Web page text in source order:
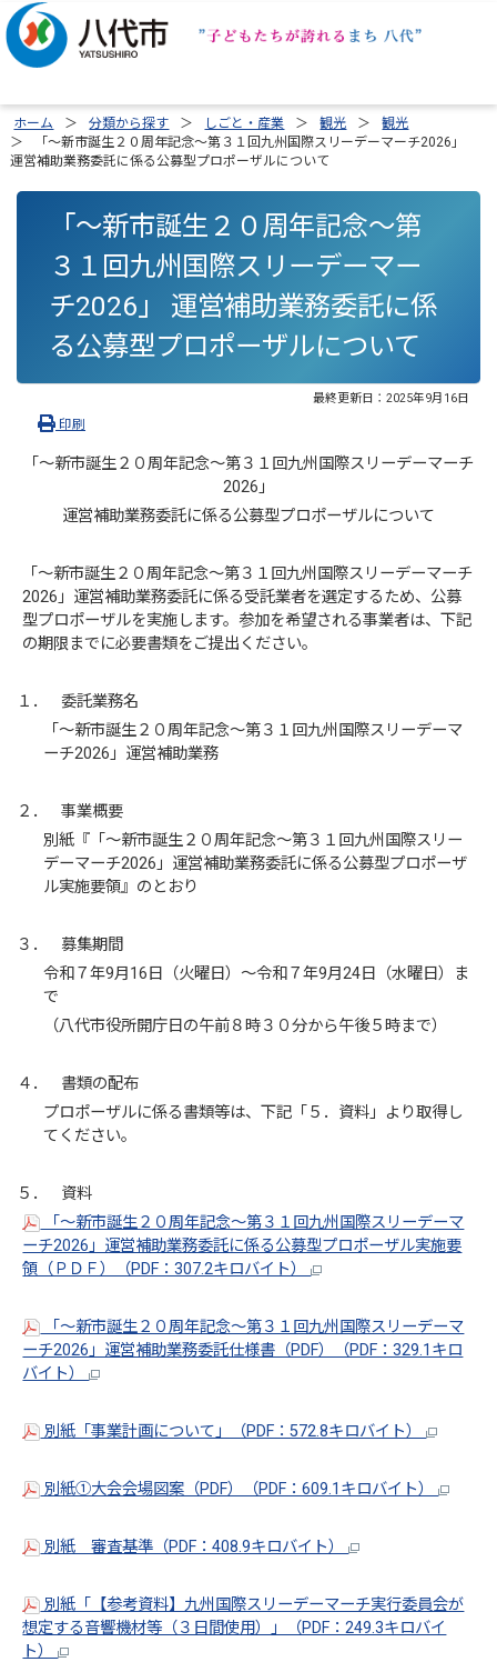
ホーム 分類から探す しごと・産業 観光
観光
「～新市誕生２０周年記念～第３１回九州国際スリーデーマーチ2026」
運営補助業務委託に係る公募型プロポーザルについて
「～新市誕生２０周年記念～第
３１回九州国際スリーデーマー
チ2026」 運営補助業務委託に係
る公募型プロポーザルについて
最終更新日： 2025年9月16日
印刷
「～新市誕生２０周年記念～第３１回九州国際スリーデーマーチ
2026」
運営補助業務委託に係る公募型プロポーザルについて
「～新市誕生２０周年記念～第３１回九州国際スリーデーマーチ
2026」運営補助業務委託に係る受託業者を選定するため、公募
型プロポーザルを実施します。参加を希望される事業者は、下記
の期限までに必要書類をご提出ください。
１． 委託業務名
「～新市誕生２０周年記念～第３１回九州国際スリーデーマ
ーチ2026」運営補助業務
２． 事業概要
別紙『「～新市誕生２０周年記念～第３１回九州国際スリー
デーマーチ2026」運営補助業務委託に係る公募型プロポーザ
ル実施要領』のとおり
３． 募集期間
令和７年9月16日（火曜日）～令和７年9月24日（水曜日）ま
で
（八代市役所開庁日の午前８時３０分から午後５時まで）
４． 書類の配布
プロポーザルに係る書類等は、下記「５．資料」より取得し
てください。
５． 資料
「～新市誕生２０周年記念～第３１回九州国際スリーデーマ
ーチ2026」運営補助業務委託に係る公募型プロポーザル実施要
領（ＰＤＦ）（PDF：307.2キロバイト）
「～新市誕生２０周年記念～第３１回九州国際スリーデーマ
ーチ2026」運営補助業務委託仕様書（PDF）（PDF：329.1キロ
バイト）
別紙「事業計画について」（PDF：572.8キロバイト）
別紙①大会会場図案（PDF）（PDF：609.1キロバイト）
別紙 審査基準（PDF：408.9キロバイト）
別紙「【参考資料】九州国際スリーデーマーチ実行委員会が
想定する音響機材等（３日間使用）」（PDF：249.3キロバイ
ト）